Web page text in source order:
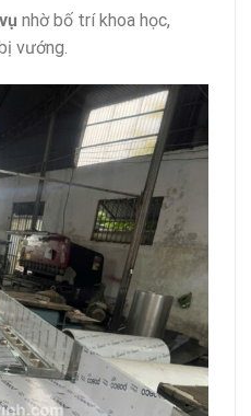
nhờ bố trí khoa học,
vướng.